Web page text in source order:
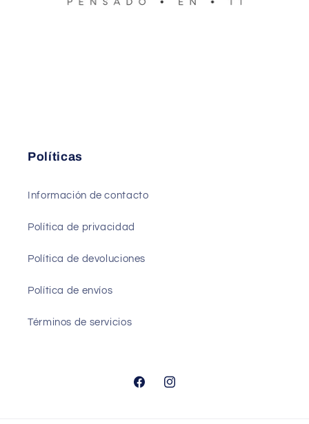
Políticas
Información de contacto
Política de privacidad
Política de devoluciones
Política de envíos
Términos de servicios
FacebookInstagram